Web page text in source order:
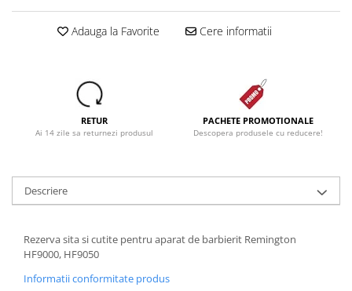
Adauga la Favorite Cere informatii
RETUR
Ai 14 zile sa returnezi produsul
PACHETE PROMOTIONALE
Descopera produsele cu reducere!
Descriere
Rezerva sita si cutite pentru aparat de barbierit Remington
HF9000, HF9050
Informatii conformitate produs